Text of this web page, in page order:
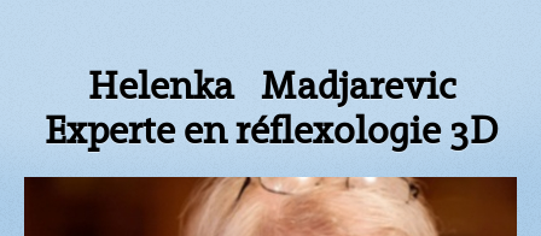
Helenka Madjarevic
Experte en réflexologie 3D